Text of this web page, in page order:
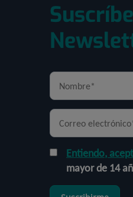
Entiendo,
mayor de 14